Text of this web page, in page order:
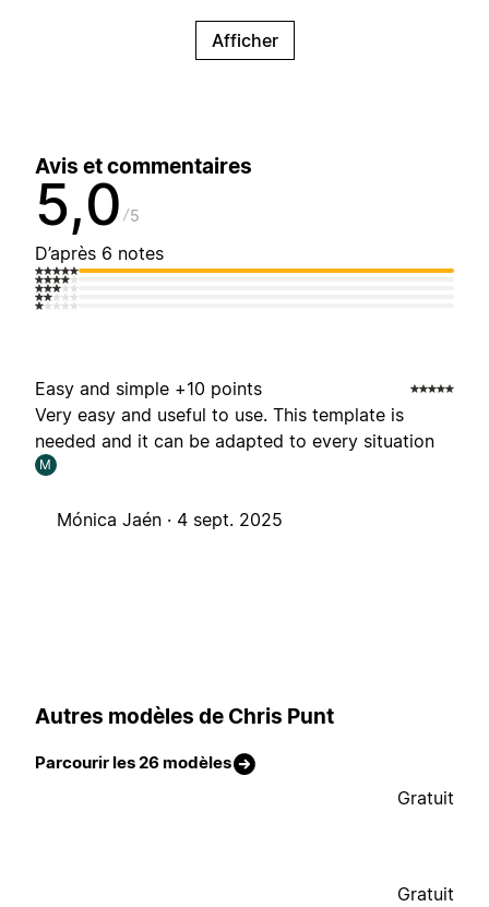
Afficher
Avis et commentaires
5,0 5
D’après 6 notes
Easy and simple +10 points
Very easy and useful to use. This template is
needed and it can be adapted to every situation
M
Mónica Jaén · 4 sept. 2025
Autres modèles de Chris Punt
Parcourir les 26 modèles
Gratuit
Gratuit